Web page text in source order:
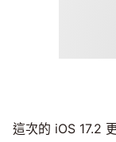
這次的 iOS 17.2